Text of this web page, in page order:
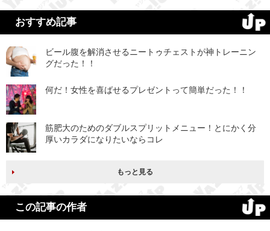
おすすめ記事
ビール腹を解消させるニートゥチェストが神トレーニン
グだった！！
何だ！女性を喜ばせるプレゼントって簡単だった！！
筋肥大のためのダブルスプリットメニュー！とにかく分
厚いカラダになりたいならコレ
もっと見る
この記事の作者